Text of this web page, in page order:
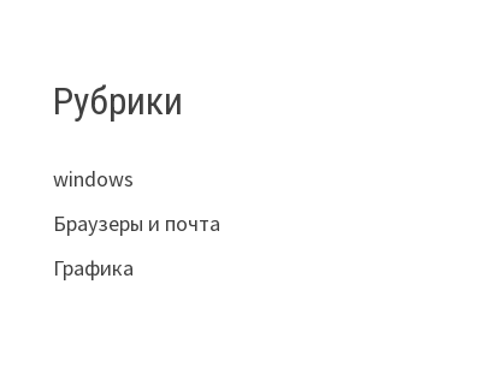
Рубрики
windows
Браузеры и почта
Графика